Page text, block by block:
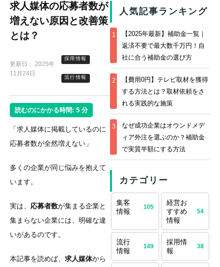
求人媒体の応募者数が
増えない原因と改善策
とは？
更新日： 2025年
11月24日
採用情報
流行情報
読むのにかかる時間: 5 分
「求人媒体に掲載しているのに
応募者数が全然増えない」
多くの企業が同じ悩みを抱えて
います。
実は、 応募者数が集まる企業と
集まらない企業には、明確な違
いがあるのです。
本記事を読めば、 求人媒体から
人気記事ランキング
1
【2025年最新】補助金一覧｜
返済不要で最大数千万円！自
社に合う補助金の選び方
2
【費用0円】テレビ取材を獲得
する方法とは？取材依頼をさ
れる実践的な施策
3
なぜ成功企業はオウンドメデ
ィア外注を選ぶのか？補助金
で実質半額にする方法
カテゴリー
集客
情報
105
経営お
すすめ
情報
54
流行
情報
149
採用情
報
38